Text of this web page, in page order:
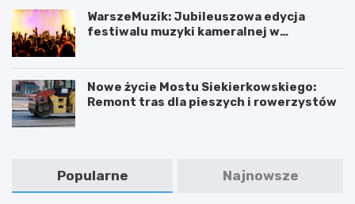
WarszeMuzik: Jubileuszowa edycja
festiwalu muzyki kameralnej w
Nowe życie Mostu Siekierkowskiego:
Remont tras dla pieszych i rowerzystów
Popularne Najnowsze